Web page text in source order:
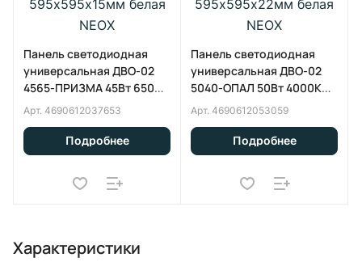
Панель светодиодная
универсальная ДВО-02
4565-ПРИЗМА 45Вт 6500K
IP40 595х595х15мм белая
NEOX
Арт. 4690612037653
Подробнее
Панель светодиодная
универсальная ДВО-02
5040-ОПАЛ 50Вт 4000К
IP40 595х595х22мм белая
NEOX
Арт. 4690612053059
Подробнее
Характеристики